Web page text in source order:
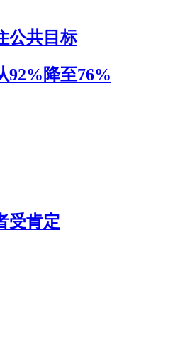
公共目标
92%降至76%
受肯定